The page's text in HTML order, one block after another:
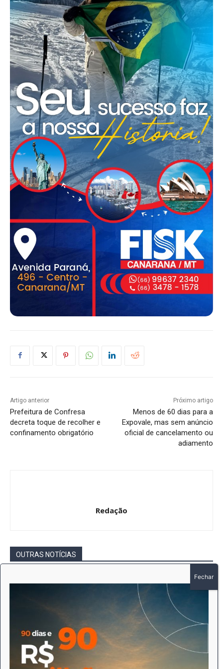
Artigo anterior
Prefeitura de Confresa
decreta toque de recolher e
confinamento obrigatório
Próximo artigo
Menos de 60 dias para a
Expovale, mas sem anúncio
oficial de cancelamento ou
adiamento
Redação
OUTRAS NOTÍCIAS
– EDER PAULO MARTINS DE CAMARGO
6 de agosto de 2026
Gerais
Intimação por Edital – Ofício nº 470 /2026
– WANDERLEI SCHONHOLZER
Redação 6 de agosto de 2026